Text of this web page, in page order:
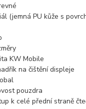
(jemná PU kůže s
KW Mobile
na čištění displeje
pouzdra
k celé přední straně